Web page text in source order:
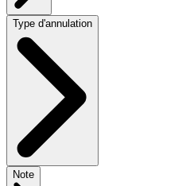
Type d'annulation
Note